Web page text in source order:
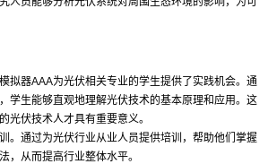
拟器AAA为光伏相关专业的学生提供了实践机会。通
学生能够直观地理解光伏技术的基本原理和应用。这
光伏技术人才具有重要意义。
。通过为光伏行业从业人员提供培训，帮助他们掌握
，从而提高行业整体水平。